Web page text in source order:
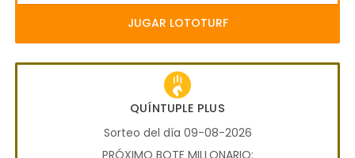
JUGAR LOTOTURF
QUÍNTUPLE PLUS
Sorteo del día 09-08-2026